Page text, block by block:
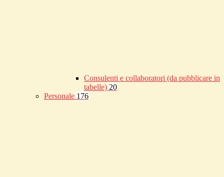
Consulenti e collaboratori (da pubblicare in
tabelle) 20
Personale 176